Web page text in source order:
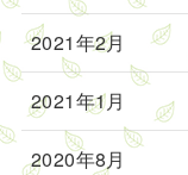
2021年2月
2021年1月
2020年8月